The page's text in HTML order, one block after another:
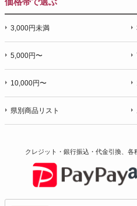
3,000円未満
5,000円〜
10,000円〜
県別商品リスト
クレジット・銀行振込・代金引換、各